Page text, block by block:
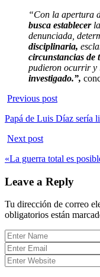
“Con la apertura
busca establecer
denunciada,
disciplinaria,
circunstancias de
pudieron ocurrir y
investigado.”,
Previous post
Papá de Luis Díaz sería
Next post
«La guerra total es
Leave a Reply
Tu dirección de correo
obligatorios están